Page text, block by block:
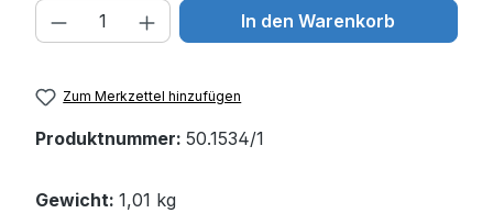
Produkt Anzahl: Gib den
In den Warenkorb
Zum Merkzettel hinzufügen
Produktnummer: 50.1534/1
Gewicht: 1,01 kg